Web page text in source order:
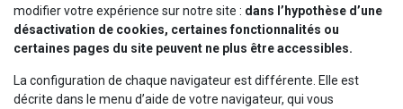
modifier votre expérience sur notre site : dans l’hypothèse d’une
désactivation de cookies, certaines fonctionnalités ou
certaines pages du site peuvent ne plus être accessibles.
La configuration de chaque navigateur est différente. Elle est
décrite dans le menu d’aide de votre navigateur, qui vous